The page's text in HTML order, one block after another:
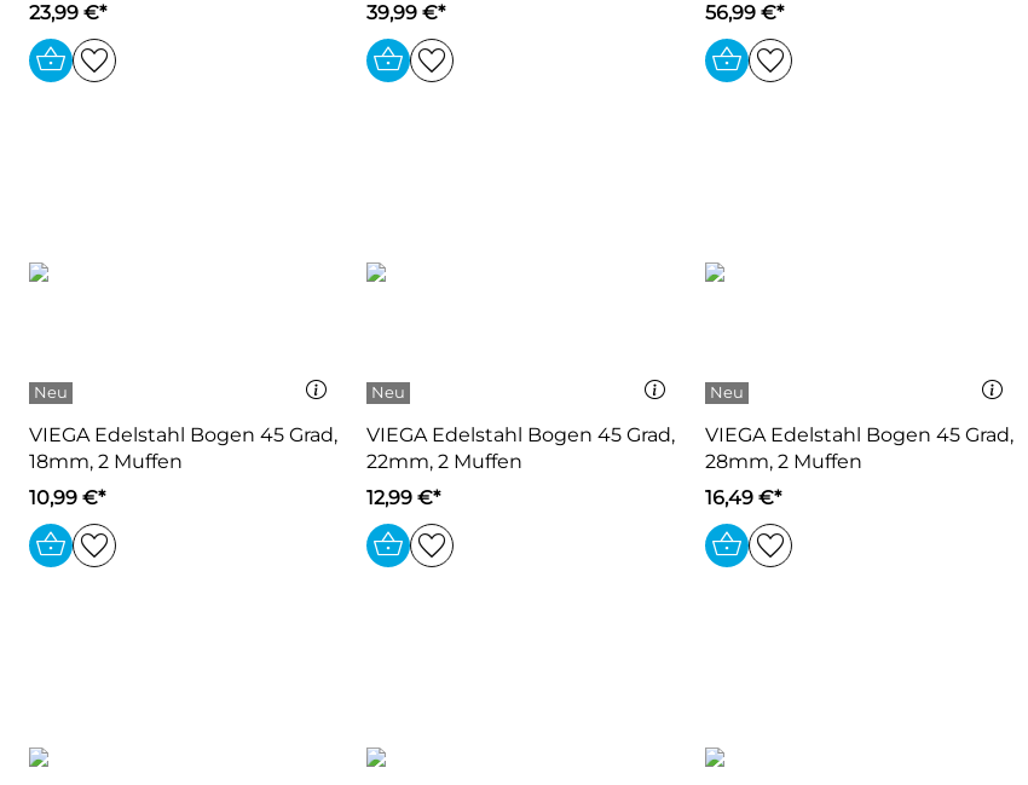
23,99 €*
39,99 €*
56,99 €*
VIEGA Edelstahl Bogen 45 Grad,
18mm, 2 Muffen
10,99 €*
VIEGA Edelstahl Bogen 45 Grad,
22mm, 2 Muffen
12,99 €*
VIEGA Edelstahl Bogen 45 Grad,
28mm, 2 Muffen
16,49 €*